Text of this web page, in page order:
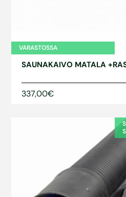
VARASTOSSA
SAUNAKAIVO MATALA
337,00€